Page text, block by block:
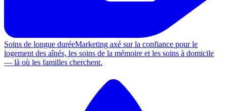
Soins de longue duréeMarketing axé sur la confiance pour le
logement des aînés, les soins de la mémoire et les soins à domicile
— là où les familles cherchent.